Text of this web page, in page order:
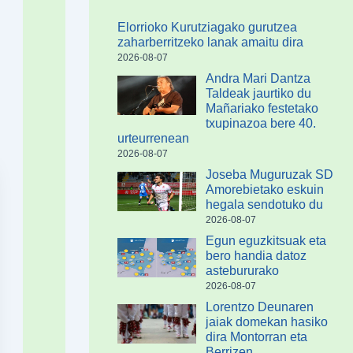
Elorrioko Kurutziagako gurutzea
zaharberritzeko lanak amaitu dira
2026-08-07
Andra Mari Dantza
Taldeak jaurtiko du
Mañariako festetako
txupinazoa bere 40.
urteurrenean
2026-08-07
Joseba Muguruzak SD
Amorebietako eskuin
hegala sendotuko du
2026-08-07
Egun eguzkitsuak eta
bero handia datoz
astebururako
2026-08-07
Lorentzo Deunaren
jaiak domekan hasiko
dira Montorran eta